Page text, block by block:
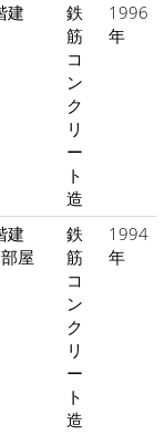
建
鉄
筋
コ
ン
ク
リ
ー
ト
造
1996
年
建
屋
鉄
筋
コ
ン
ク
リ
ー
ト
造
1994
年